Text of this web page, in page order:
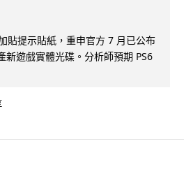
貼提示貼紙，重申官方 7 月已公布
新遊戲實體光碟。分析師預期 PS6